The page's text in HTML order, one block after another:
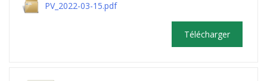
PV_2022-03-15.pdf
Télécharger